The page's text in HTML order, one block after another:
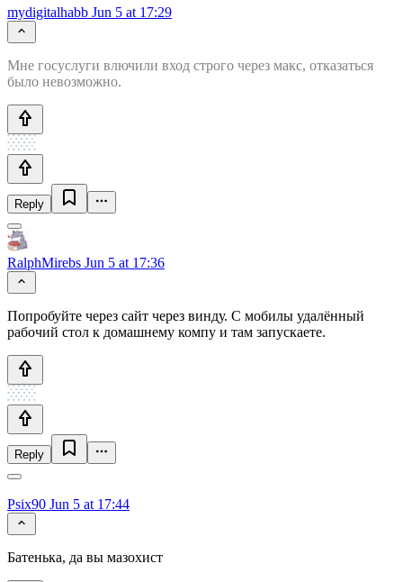
mydigitalhabb Jun 5 at 17:29
Мне госуслуги влючили вход строго через макс, отказаться
было невозможно.
Reply
RalphMirebs Jun 5 at 17:36
Попробуйте через сайт через винду. С мобилы удалённый
рабочий стол к домашнему компу и там запускаете.
Reply
Psix90 Jun 5 at 17:44
Батенька, да вы мазохист